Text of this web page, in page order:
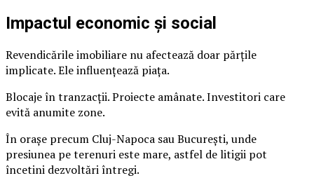
Impactul economic și social
Revendicările imobiliare nu afectează doar părțile
implicate. Ele influențează piața.
Blocaje în tranzacții. Proiecte amânate. Investitori care
evită anumite zone.
În orașe precum Cluj-Napoca sau București, unde
presiunea pe terenuri este mare, astfel de litigii pot
încetini dezvoltări întregi.